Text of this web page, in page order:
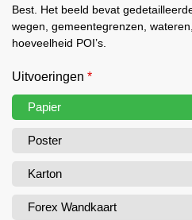
Best. Het beeld bevat
wegen, gemeentegrenzen,
hoeveelheid POI’s.
Uitvoeringen *
Papier
Poster
Karton
Forex Wandkaart